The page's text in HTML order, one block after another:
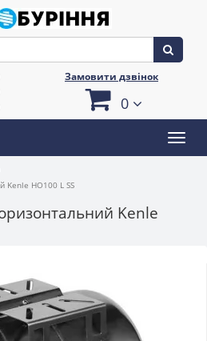
Замовити дзвінок
0
Kenle HO100 L SS
Kenle